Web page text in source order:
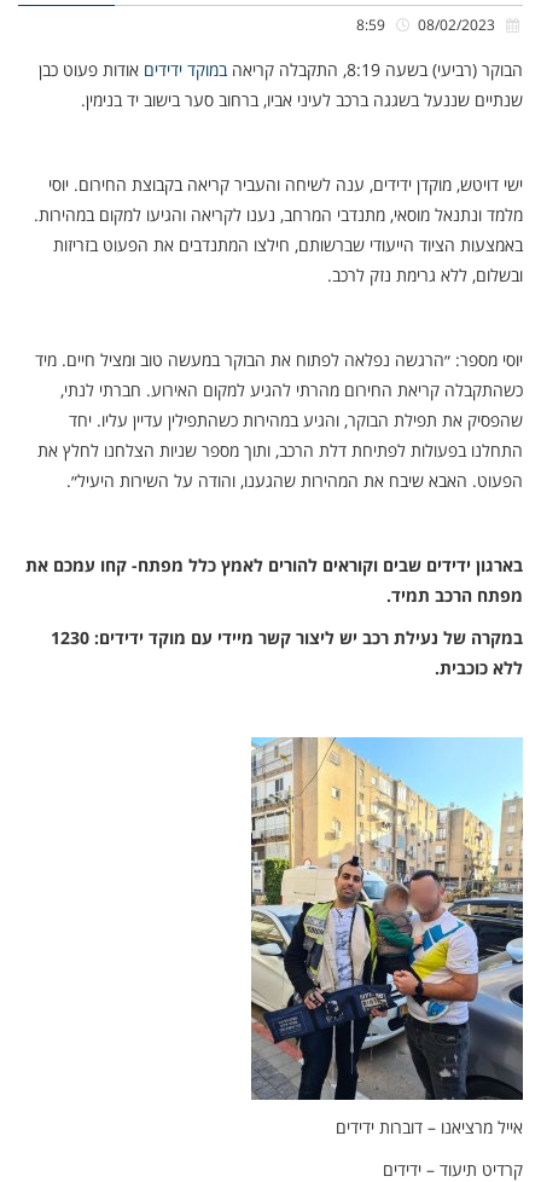
הבוקר (רביעי) בשעה 8:19, התקבלה קריאה במוקד ידידים אודות פעוט כבן
שנתיים שננעל בשגגה ברכב לעיני אביו, ברחוב סער בישוב יד בנימין.
ישי דויטש, מוקדן ידידים, ענה לשיחה והעביר קריאה בקבוצת החירום. יוסי
מלמד ונתנאל מוסאי, מתנדבי המרחב, נענו לקריאה והגיעו למקום במהירות.
באמצעות הציוד הייעודי שברשותם, חילצו המתנדבים את הפעוט בזריזות
ובשלום, ללא גרימת נזק לרכב.
יוסי מספר: ״הרגשה נפלאה לפתוח את הבוקר במעשה טוב ומציל חיים. מיד
כשהתקבלה קריאת החירום מהרתי להגיע למקום האירוע. חברתי לנתי,
שהפסיק את תפילת הבוקר, והגיע במהירות כשהתפילין עדיין עליו. יחד
התחלנו בפעולות לפתיחת דלת הרכב, ותוך מספר שניות הצלחנו לחלץ את
הפעוט. האבא שיבח את המהירות שהגענו, והודה על השירות היעיל״.
בארגון ידידים שבים וקוראים להורים לאמץ כלל מפתח- קחו עמכם את
מפתח הרכב תמיד.
במקרה של נעילת רכב יש ליצור קשר מיידי עם מוקד ידידים: 1230
ללא כוכבית.
אייל מרציאנו – דוברות ידידים
קרדיט תיעוד – ידידים